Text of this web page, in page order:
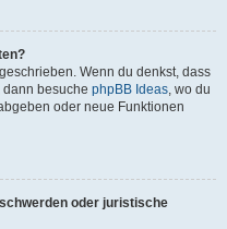
Wenn du denkst, dass
besuche phpBB Ideas, wo du
oder neue Funktionen
oder juristische